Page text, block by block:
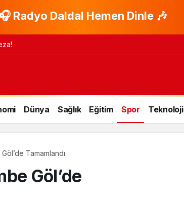
Radyo Daldal Hemen Dinle 🎶
Dünya Sağlık Eğitim Spor Teknoloji
Tamamlandı
Göl’de